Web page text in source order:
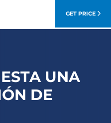
GET PRICE
UNA
DE